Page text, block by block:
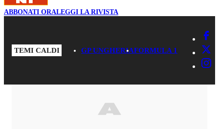
ABBONATI ORALEGGI LA RIVISTA
TEMI CALDI GP UNGHERIAFORMULA 1